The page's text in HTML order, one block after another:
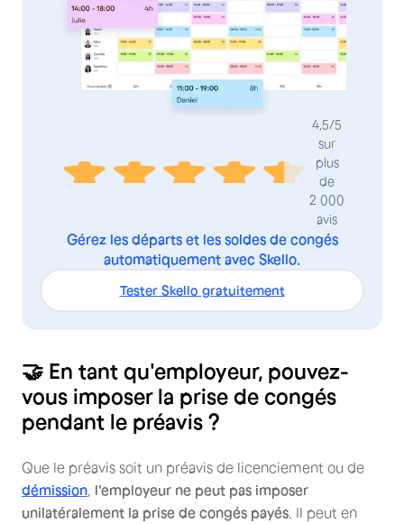
4,5/5
sur
plus
de
2 000
avis
Gérez les départs et les soldes de congés
automatiquement avec Skello.
Tester Skello gratuitement
🤝 En tant qu'employeur, pouvez-
vous imposer la prise de congés
pendant le préavis ?
Que le préavis soit un préavis de licenciement ou de
démission l'employeur ne peut pas imposer
unilatéralement la prise de congés payés . Il peut en